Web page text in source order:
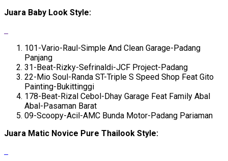
Juara Baby Look Style:
101-Vario-Raul-Simple And Clean Garage-Padang
Panjang
31-Beat-Rizky-Sefrinaldi-JCF Project-Padang
22-Mio Soul-Randa ST-Triple S Speed Shop Feat Gito
Painting-Bukittinggi
178-Beat-Rizal Cebol-Dhay Garage Feat Family Abal
Abal-Pasaman Barat
09-Scoopy-Acil-AMC Bunda Motor-Padang Pariaman
Juara Matic Novice Pure Thailook Style: